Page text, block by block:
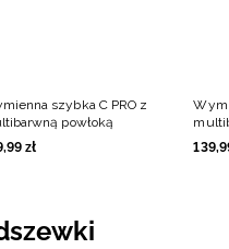
szybka C PRO z
powłoką
,99 zł
139,